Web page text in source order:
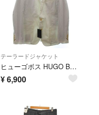
テーラードジャケット
ヒューゴボス HUGO BOSS テーラードジャケット ブレザー 白 48
¥6,900